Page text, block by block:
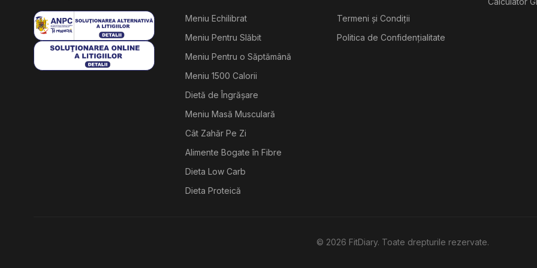
Meniu Echilibrat
Meniu Pentru Slăbit
Meniu Pentru o Săptămână
Meniu 1500 Calorii
Dietă de Îngrășare
Meniu Masă Musculară
Cât Zahăr Pe Zi
Alimente Bogate în Fibre
Dieta Low Carb
Dieta Proteică
Termeni și Condiții
Politica de Confidențialitate
© 2026 FitDiary. Toate drepturile rezervate.